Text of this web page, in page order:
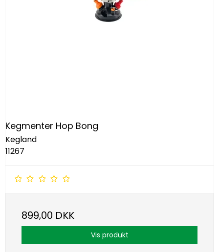
Kegmenter Hop Bong
Kegland
11267
899,00 DKK
Vis produkt